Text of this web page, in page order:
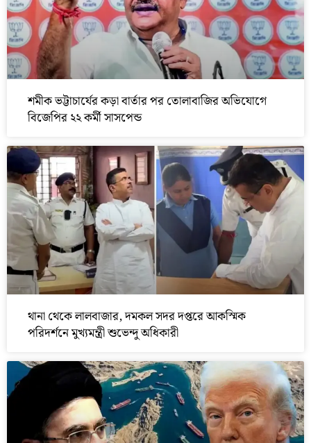
শমীক ভট্টাচার্যের কড়া বার্তার পর তোলাবাজির অভিযোগে
বিজেপির ২২ কর্মী সাসপেন্ড
থানা থেকে লালবাজার, দমকল সদর দপ্তরে আকস্মিক
পরিদর্শনে মুখ্যমন্ত্রী শুভেন্দু অধিকারী